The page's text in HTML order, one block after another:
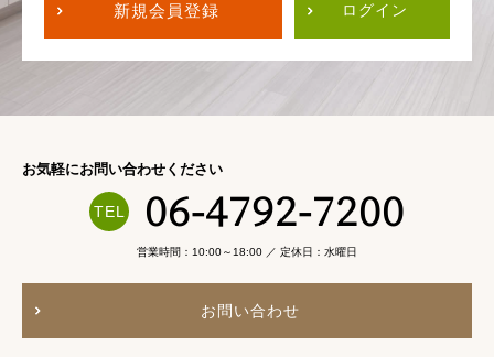
新規会員登録 ログイン
お気軽にお問い合わせください
06-4792-7200
営業時間：10:00～18:00 ／ 定休日：水曜日
お問い合わせ